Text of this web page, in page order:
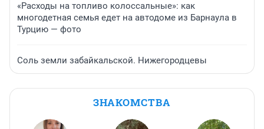
«Расходы на топливо колоссальные»: как
многодетная семья едет на автодоме из Барнаула в
Турцию — фото
Соль земли забайкальской. Нижегородцевы
ЗНАКОМСТВА